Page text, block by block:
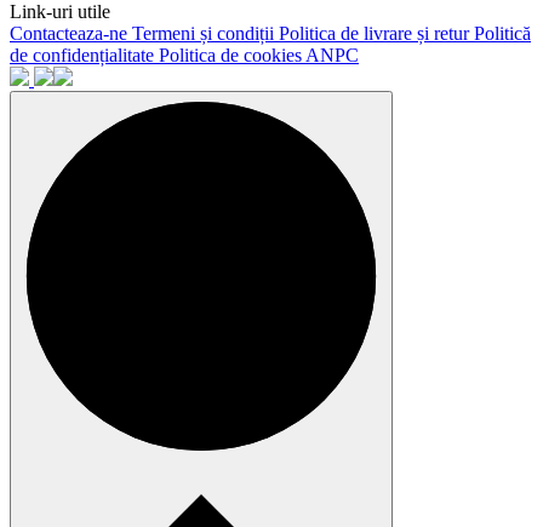
Link-uri utile
Contacteaza-ne Termeni și condiții Politica de livrare și returPolitică
de confidențialitate Politica de cookies ANPC